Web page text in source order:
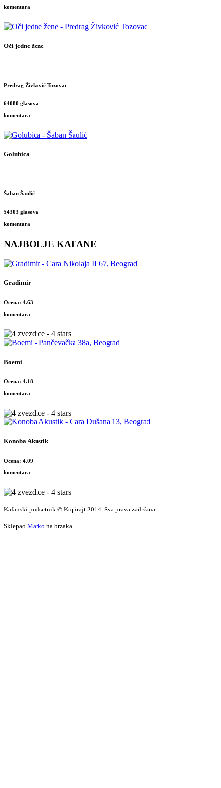
komentara
Oči jedne žene
Predrag Živković Tozovac
64080 glasova
komentara
Golubica
Šaban Šaulić
54303 glasova
komentara
NAJBOLJE KAFANE
Gradimir
Ocena: 4.63
komentara
Boemi
Ocena: 4.18
komentara
Konoba Akustik
Ocena: 4.09
komentara
Kafanski podsetnik © Kopirajt 2014. Sva prava zadržana.
Sklepao Marko na brzaka